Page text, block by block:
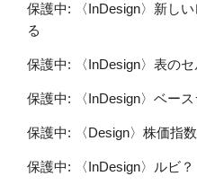
保護中: 〈InDesign〉新し
る
保護中: 〈InDesign〉表の
保護中: 〈InDesign〉ベー
保護中: 〈Design〉株価指
保護中: 〈InDesign〉ルビ？